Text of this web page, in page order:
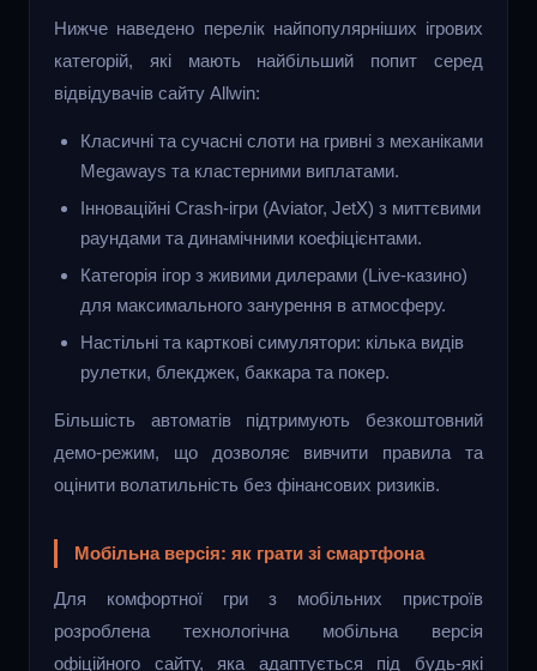
Нижче наведено перелік найпопулярніших ігрових
категорій, які мають найбільший попит серед
відвідувачів сайту Allwin:
Класичні та сучасні слоти на гривні з механіками
Megaways та кластерними виплатами.
Інноваційні Crash-ігри (Aviator, JetX) з миттєвими
раундами та динамічними коефіцієнтами.
Категорія ігор з живими дилерами (Live-казино)
для максимального занурення в атмосферу.
Настільні та карткові симулятори: кілька видів
рулетки, блекджек, баккара та покер.
Більшість автоматів підтримують безкоштовний
демо-режим, що дозволяє вивчити правила та
оцінити волатильність без фінансових ризиків.
Мобільна версія: як грати зі смартфона
Для комфортної гри з мобільних пристроїв
розроблена технологічна мобільна версія
офіційного сайту, яка адаптується під будь-які